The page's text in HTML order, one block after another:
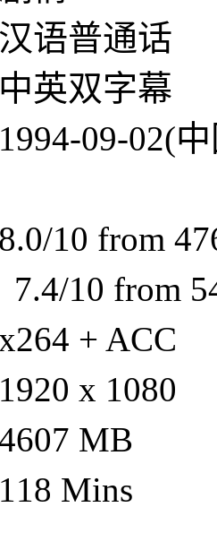
普通话
双字幕
09-02(
10 from
10 from
+ ACC
x 1080
MB
Mins